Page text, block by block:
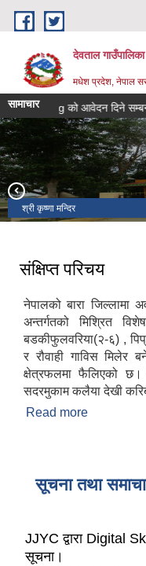
Skip to main content
देवताल गाउँपालिका
मधेश प्रदेश, नेपाल
सामाचार
Training को आवेदन दिने सम्बन्धी
राम जान्की मन्दिर
श्री कृष्णा मन्दिर
रौवाही स्वास्थ्य चौकी
संक्षिप्त परिचय
नेपालको बारा जिल्लामा
अन्तर्गतको मिश्रित
बडकीफुलवरिया(२-६) ,
र रौवाही गाविस मिलेर
क्षेत्रफलमा फैलिएको छ।
सदरमुकाम कलैया देखी
Read more
सूचना तथा
JJYC द्वारा Digital
सूचना।